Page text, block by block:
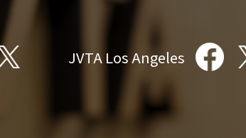
JVTA Los Angeles